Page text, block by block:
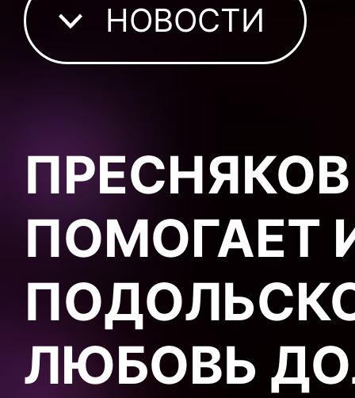
НОВОСТИ
ПОМОГАЕТ
ЛЮБОВЬ